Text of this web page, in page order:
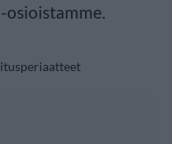
-osioistamme.